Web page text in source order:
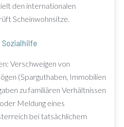
den internationalen
Scheinwohnsitze.
Verschweigen von
(Sparguthaben, Immobilien
zu familiären Verhältnissen
Meldung eines
bei tatsächlichem